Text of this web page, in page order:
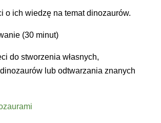
o ich wiedzę na temat dinozaurów.
(30 minut)
do stworzenia własnych,
lub odtwarzania znanych